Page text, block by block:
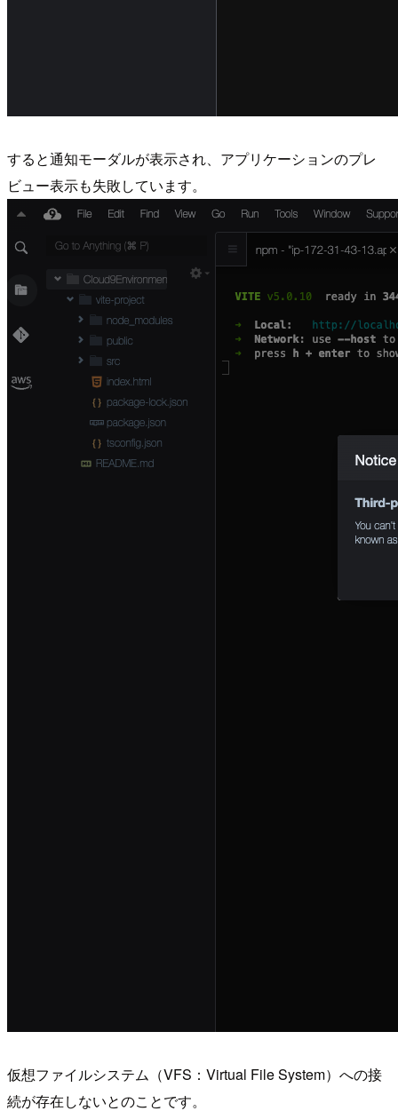
すると通知モーダルが表示され、アプリケーションのプレ
ビュー表示も失敗しています。
仮想ファイルシステム（VFS：Virtual File System）への接
続が存在しないとのことです。